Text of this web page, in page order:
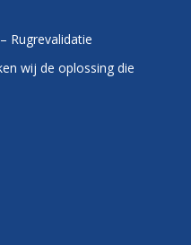
Rugrevalidatie
wij de oplossing die